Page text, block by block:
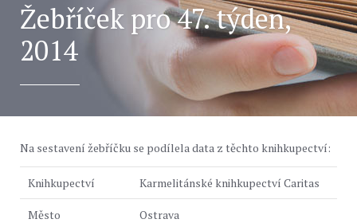
Žebříček pro 47. týden,
2014
Na sestavení žebříčku se podílela data z těchto knihkupectví:
Karmelitánské knihkupectví Caritas
Ostrava